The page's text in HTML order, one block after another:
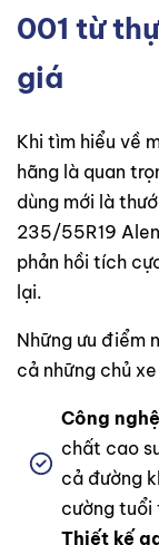
001 từ
giá
Khi tìm hiểu về
hãng là quan
dùng mới là
235/55R19
phản hồi tích
lại.
Những ưu điểm
cả những chủ
Công
chất cao
cả đường
cường tuổi
Thiết kế